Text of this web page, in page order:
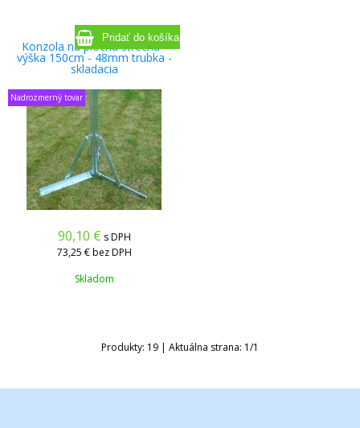
Konzola na plochú strechu -
výška 150cm - 48mm trubka -
skladacia
Nadrozmerný tovar
90,10 € s DPH
73,25 € bez DPH
Skladom
Produkty: 19 | Aktuálna strana: 1/1